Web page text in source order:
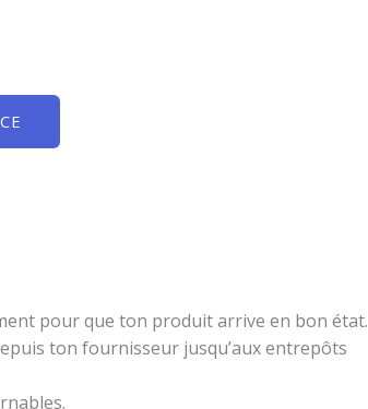
pour que ton produit arrive en bon état.
ton fournisseur jusqu’aux entrepôts